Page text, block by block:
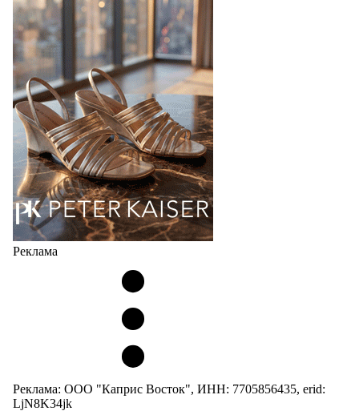
продаж на рынке в России, Беларуси и других
странах СНГ. Широкий модельный ряд женских,
мужских, детских и пляжных зонтов в необычном
дизайнерском исполнении, отличается надёжностью
и высоким качеством…
05.08.2026 395
Реклама
Реклама: ООО "Каприс Восток", ИНН: 7705856435, erid:
LjN8K34jk